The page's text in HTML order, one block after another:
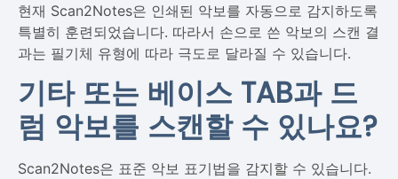
현재 Scan2Notes은 인쇄된 악보를 자동으로 감지하도록
특별히 훈련되었습니다. 따라서 손으로 쓴 악보의 스캔 결
과는 필기체 유형에 따라 극도로 달라질 수 있습니다.
기타 또는 베이스 TAB과 드
럼 악보를 스캔할 수 있나요?
Scan2Notes은 표준 악보 표기법을 감지할 수 있습니다.